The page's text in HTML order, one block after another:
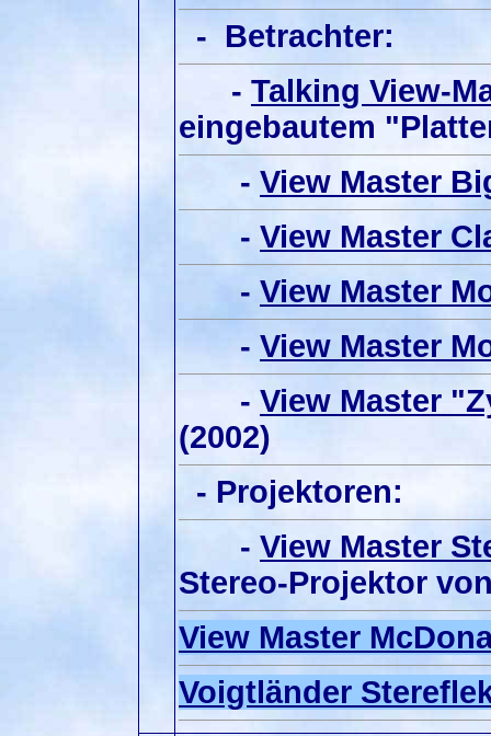
- Betrachter:
- Talking View-
eingebautem
- View Master
- View Master
- View Master
- View Master
- View Master
(2002)
- Projektoren:
- View Master
Stereo-Projektor
View Master
Voigtländer